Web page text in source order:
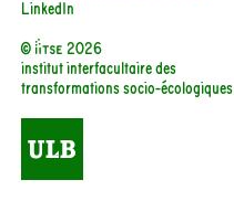
LinkedIn
© iitse 2026
institut interfacultaire des
transformations socio-écologiques